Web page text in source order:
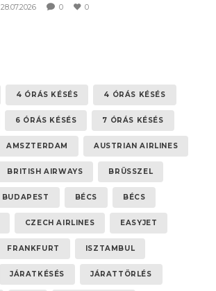
28.07.2026 0 0
4 ÓRÁS KÉSÉS 4 ÓRÁS KÉSÉS
6 ÓRÁS KÉSÉS 7 ÓRÁS KÉSÉS
AMSZTERDAM AUSTRIAN AIRLINES
BRITISH AIRWAYS BRÜSSZEL
BUDAPEST BÉCS BÉCS
CZECH AIRLINES EASYJET
FRANKFURT ISZTAMBUL
JÁRATKÉSÉS JÁRATTÖRLÉS